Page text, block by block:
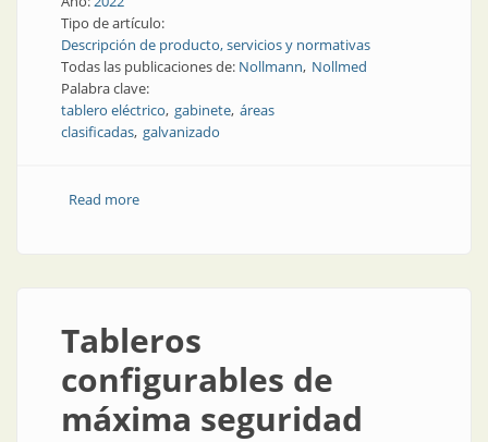
Tipo de artículo:
Descripción de producto, servicios y normativas
Todas las publicaciones de: Nollmann Nollmed
Palabra clave:
tablero eléctrico gabinete áreas
clasificadas galvanizado
Read moreabout Soluciones protegidas contra la corrosión
Tableros
configurables de
máxima seguridad